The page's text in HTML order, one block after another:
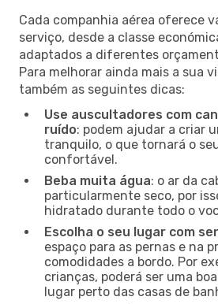
Cada companhia aérea oferece
serviço, desde a classe
adaptados a diferentes
Para melhorar ainda mais a sua
também as seguintes dicas:
Use auscultadores com
ruído: podem ajudar a criar
tranquilo, o que tornará o
confortável.
Beba muita água: o ar da
particularmente seco, por
hidratado durante todo o
Escolha o seu lugar com
espaço para as pernas e na
comodidades a bordo. Por
crianças, poderá ser uma
lugar perto das casas de